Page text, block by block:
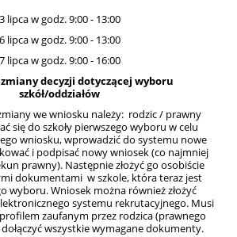
3 lipca w godz. 9:00 - 13:00
6 lipca w godz. 9:00 - 13:00
7 lipca w godz. 9:00 - 16:00
decyzji dotyczącej wyboru
szkół/oddziałów
we wniosku należy: rodzic / prawny
się do szkoły pierwszego wyboru w celu
wniosku, wprowadzić do systemu nowe
i podpisać nowy wniosek (co najmniej
prawny). Następnie złożyć go osobiście
dokumentami w szkole, która teraz jest
wyboru. Wniosek można również złożyć
systemu rekrutacyjnego. Musi
zaufanym przez rodzica (prawnego
wszystkie wymagane dokumenty.